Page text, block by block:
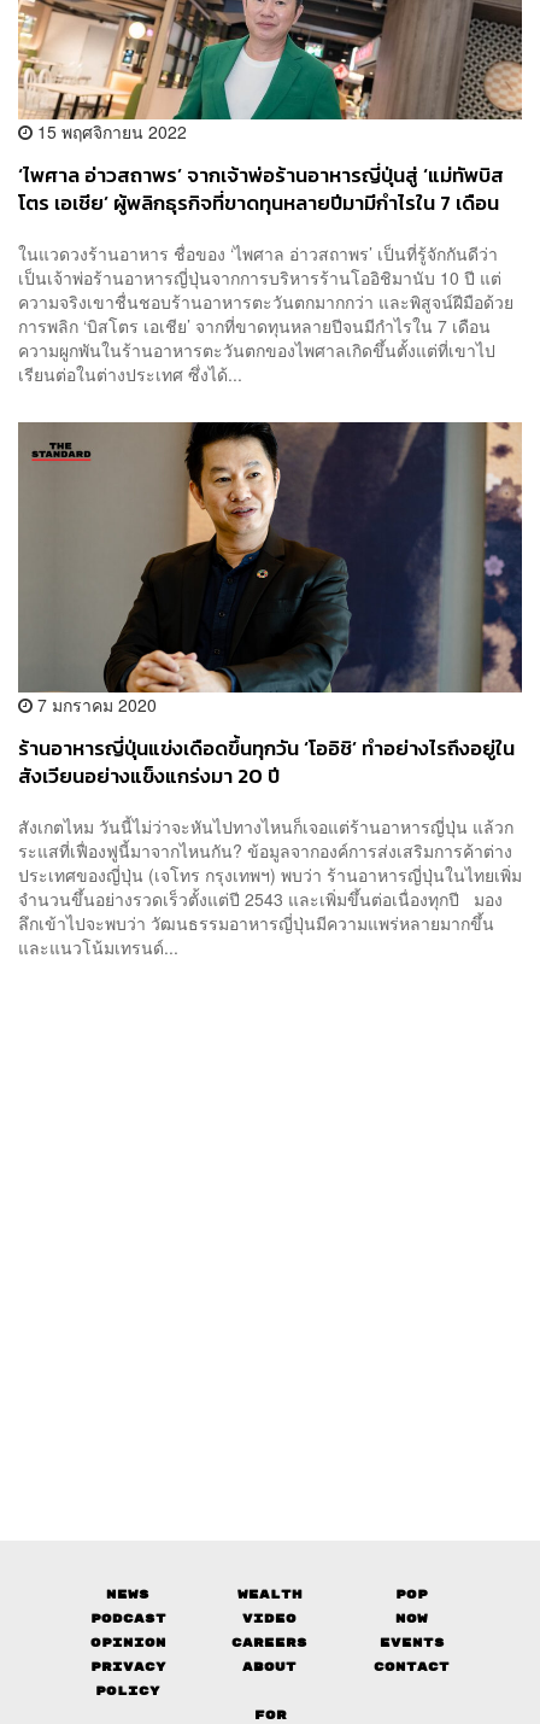
15 พฤศจิกายน 2022
‘ไพศาล อ่าวสถาพร’ จากเจ้าพ่อร้านอาหารญี่ปุ่นสู่ ‘แม่ทัพบิส
โตร เอเชีย’ ผู้พลิกธุรกิจที่ขาดทุนหลายปีมามีกำไรใน 7 เดือน
ในแวดวงร้านอาหาร ชื่อของ ‘ไพศาล อ่าวสถาพร’ เป็นที่รู้จักกันดีว่า
เป็นเจ้าพ่อร้านอาหารญี่ปุ่นจากการบริหารร้านโออิชิมานับ 10 ปี แต่
ความจริงเขาชื่นชอบร้านอาหารตะวันตกมากกว่า และพิสูจน์ฝีมือด้วย
การพลิก ‘บิสโตร เอเชีย’ จากที่ขาดทุนหลายปีจนมีกำไรใน 7 เดือน
ความผูกพันในร้านอาหารตะวันตกของไพศาลเกิดขึ้นตั้งแต่ที่เขาไป
เรียนต่อในต่างประเทศ ซึ่งได้...
7 มกราคม 2020
ร้านอาหารญี่ปุ่นแข่งเดือดขึ้นทุกวัน ‘โออิชิ’ ทำอย่างไรถึงอยู่ใน
สังเวียนอย่างแข็งแกร่งมา 20 ปี
สังเกตไหม วันนี้ไม่ว่าจะหันไปทางไหนก็เจอแต่ร้านอาหารญี่ปุ่น แล้วก
ระแสที่เฟื่องฟูนี้มาจากไหนกัน? ข้อมูลจากองค์การส่งเสริมการค้าต่าง
ประเทศของญี่ปุ่น (เจโทร กรุงเทพฯ) พบว่า ร้านอาหารญี่ปุ่นในไทยเพิ่ม
จำนวนขึ้นอย่างรวดเร็วตั้งแต่ปี 2543 และเพิ่มขึ้นต่อเนื่องทุกปี มอง
ลึกเข้าไปจะพบว่า วัฒนธรรมอาหารญี่ปุ่นมีความแพร่หลายมากขึ้น
และแนวโน้มเทรนด์...
News Wealth
Pop
Podcast
Video
Now
Opinion
Careers
Events
Privacy
Policy
About Contact
FOR